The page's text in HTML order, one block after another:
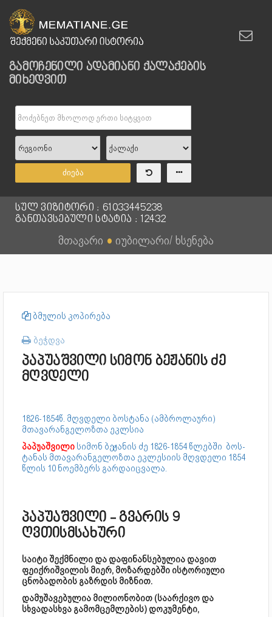
გამოჩენილი ადამიანი ქალაქების
მიხედვით
ძიება
სულ ვიზიტორი : 61033445238
განთავსებული სტატია : 12432
მთავარი ● იუბილარი/ ხსენება
ბმულის კოპირება
ბეჭდვა
პაპუაშვილი სიმონ ბეჟანის ძე
მღვდელი
1826-1854წ. მღვდელი ბოსტანა (ამბროლაური)
მთავარანგელოზთა ეკლსია
პაპუაშვილი სიმონ ბეჟანის ძე 1826-1854 წლებში ბოს­
ტა­ნას მთა­ვა­რან­გე­ლოზ­თა ეკლესიის მღვდელი 1854
წლის 10 ნოემბერს გარდაიცვალა.
პაპუაშვილი - გვარის 9
ღვთისმსახური
საიტი შექმნილი და დაფინანსებულია დავით
ფეიქრიშვილის მიერ, მოზარდებში ისტორიული
ცნობადობის გაზრდის მიზნით.
დამუშავებულია მილიონობით (საარქივო და
სხვადასხვა გამომცემლების) დოკუმენტი,